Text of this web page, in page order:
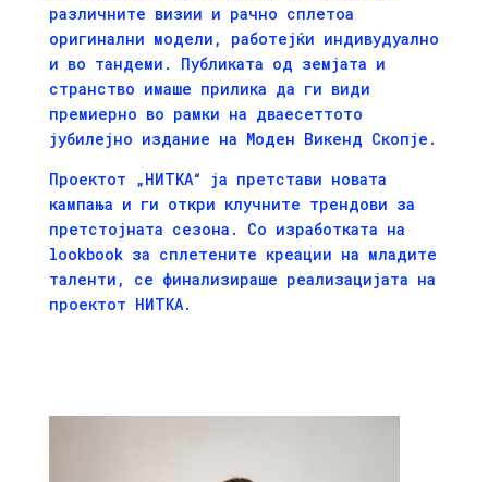
различните визии и рачно сплетоа
оригинални модели, работејќи индивудуално
и во тандеми. Публиката од земјата и
странство имаше прилика да ги види
премиерно во рамки на дваесеттото
јубилејно издание на Моден Викенд Скопје .
Проектот „НИТКА“ ја претстави новата
кампања и ги откри клучните трендови за
претстојната сезона. Со изработката на
lookbook за сплетените креации на младите
таленти, се финализираше реализацијата на
проектот НИТКА.